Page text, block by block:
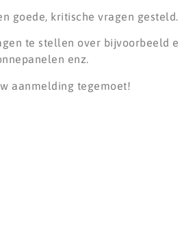
goede, kritische vragen gesteld.
te stellen over bijvoorbeeld
enz.
aanmelding tegemoet!